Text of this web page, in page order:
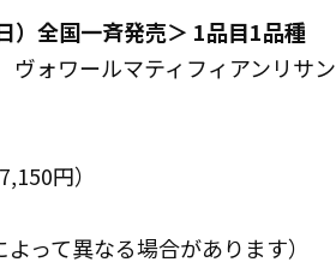
）全国一斉発売＞ 1品目1品種
ォワールマティフィアンリサン
円）
って異なる場合があります）